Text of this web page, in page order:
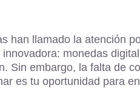
llamado la atención
monedas
Sin embargo, la falta de
es tu oportunidad para